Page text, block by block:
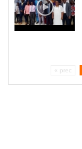
« prec